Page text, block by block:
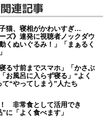
連記事
猫、寝相がかわいすぎ…
ズ》連発に視聴者ノックダウ
くぬいぐるみ！」「まぁるく
る寸前までスマホ」「かさぶ
お風呂に入らず寝る」“よく
て“やってしまう”人たち
非常食として活用でき
に「よく食べます」